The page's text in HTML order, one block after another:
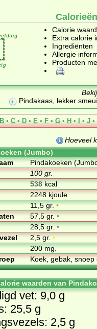
Calorie
Extra calorie
Ingrediënten
Allergie
Producten
Pindakaas, lekker
B • C • D • E • F • G • H • I • J •
Hoeveel
(Jumbo)
Pindakoeken
100 gr.
538kcal
2248 kjoule
11,5 gr.•
57,5 gr.•
28,5 gr.•
2,5 gr.•
200 mg.
Koek, gebak,
waarden van
vet: 9,0 g
25,5 g
2,5 g